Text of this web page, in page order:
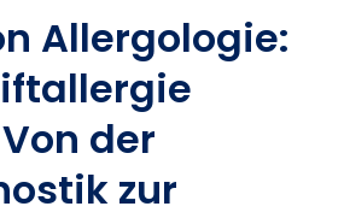
Allergologie:
der
zur